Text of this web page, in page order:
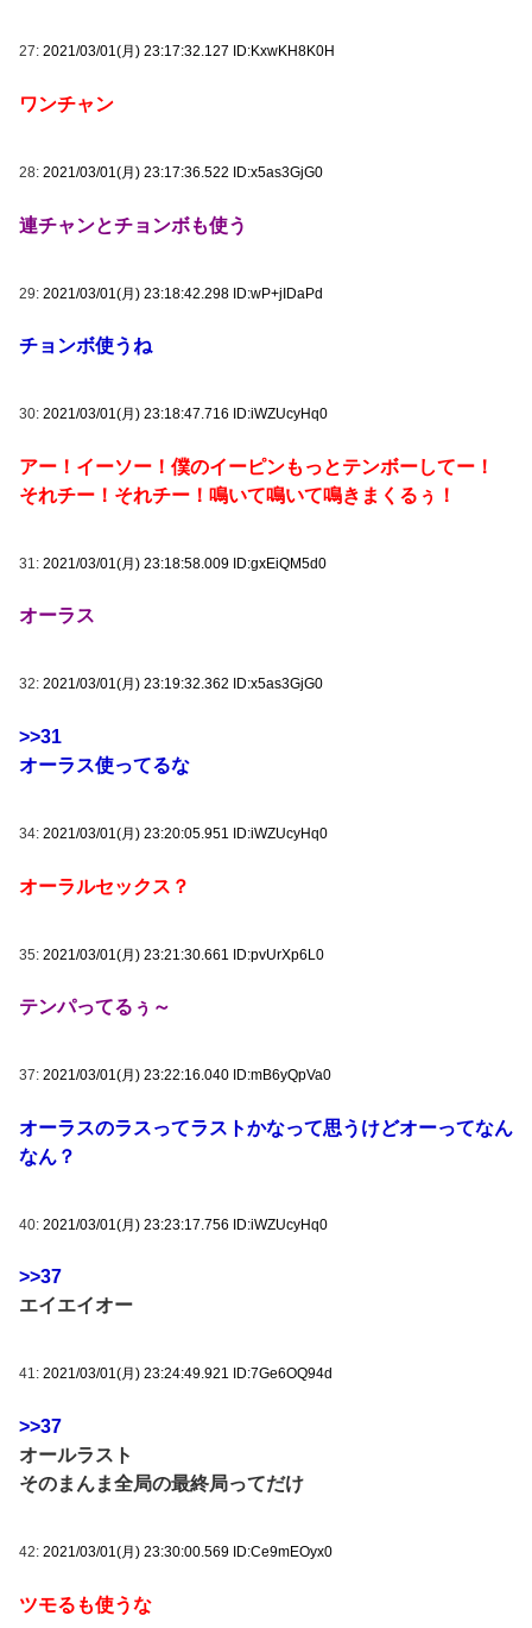
27: 2021/03/01(月) 23:17:32.127 ID:KxwKH8K0H
ワンチャン
28: 2021/03/01(月) 23:17:36.522 ID:x5as3GjG0
連チャンとチョンボも使う
29: 2021/03/01(月) 23:18:42.298 ID:wP+jIDaPd
チョンボ使うね
30: 2021/03/01(月) 23:18:47.716 ID:iWZUcyHq0
アー！イーソー！僕のイーピンもっとテンボーしてー！
それチー！それチー！鳴いて鳴いて鳴きまくるぅ！
31: 2021/03/01(月) 23:18:58.009 ID:gxEiQM5d0
オーラス
32: 2021/03/01(月) 23:19:32.362 ID:x5as3GjG0
>>31
オーラス使ってるな
34: 2021/03/01(月) 23:20:05.951 ID:iWZUcyHq0
オーラルセックス？
35: 2021/03/01(月) 23:21:30.661 ID:pvUrXp6L0
テンパってるぅ～
37: 2021/03/01(月) 23:22:16.040 ID:mB6yQpVa0
オーラスのラスってラストかなって思うけどオーってなん
なん？
40: 2021/03/01(月) 23:23:17.756 ID:iWZUcyHq0
>>37
エイエイオー
41: 2021/03/01(月) 23:24:49.921 ID:7Ge6OQ94d
>>37
オールラスト
そのまんま全局の最終局ってだけ
42: 2021/03/01(月) 23:30:00.569 ID:Ce9mEOyx0
ツモるも使うな